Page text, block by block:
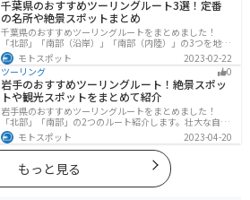
千葉県のおすすめツーリングルート3選！定番
の名所や絶景スポットまとめ
千葉県のおすすめツーリングルートをまとめました！
「北部」「南部（沿岸）」「南部（内陸）」の3つを地域
別で紹介します！千葉は首都圏からのアクセスも良く、
海と山どちらも堪能できるのでツーリングには最適な場
所です。
モトスポット
2023-02-22
ツーリング
0
岩手のおすすめツーリングルート！絶景スポッ
トや観光スポットをまとめて紹介
岩手県のおすすめツーリングルートをまとめました！
「北部」「南部」の2つのルート紹介します。壮大な自然
や歴史的な観光スポットが多く存在するので楽しめま
す。バイクで岩手県にツーリングに行く際は参考にして
ください。
モトスポット 2023-04-20
もっと見る